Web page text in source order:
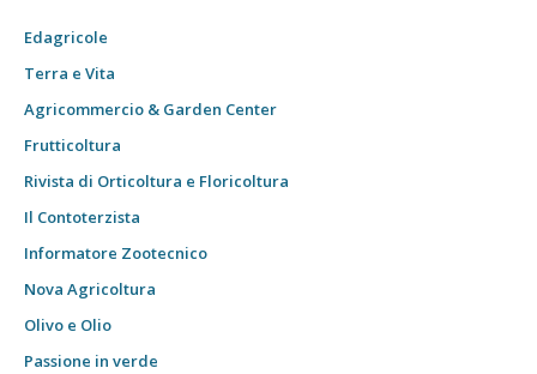
Edagricole
Terra e Vita
Agricommercio & Garden Center
Frutticoltura
Rivista di Orticoltura e Floricoltura
Il Contoterzista
Informatore Zootecnico
Nova Agricoltura
Olivo e Olio
Passione in verde